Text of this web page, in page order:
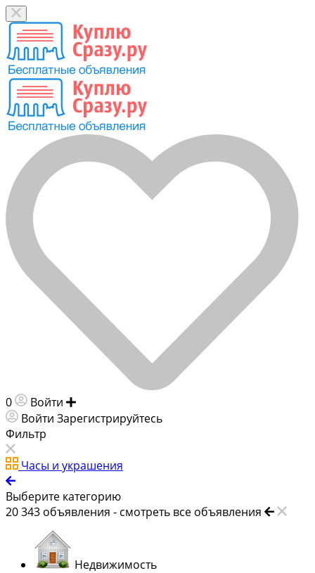
0 Войти
Войти Зарегистрируйтесь
Фильтр
Часы и украшения
Выберите категорию
20 343 объявления - смотреть все объявления
Недвижимость